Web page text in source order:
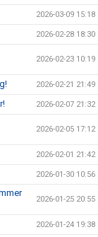
2026-03-09 15:18
2026-02-28 18:30
2026-02-23 10:19
2026-02-21 21:49
2026-02-07 21:32
2026-02-05 17:12
2026-02-01 21:42
2026-01-30 10:56
2026-01-25 20:55
2026-01-24 19:38